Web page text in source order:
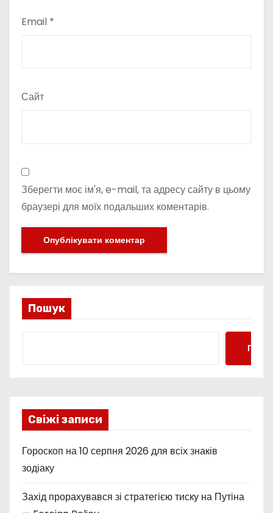
Email *
Сайт
Зберегти моє ім'я, e-mail, та адресу сайту в цьому
браузері для моїх подальших коментарів.
Пошук
Свіжі записи
Гороскоп на 10 серпня 2026 для всіх знаків
зодіаку
Захід прорахувався зі стратегією тиску на Путіна